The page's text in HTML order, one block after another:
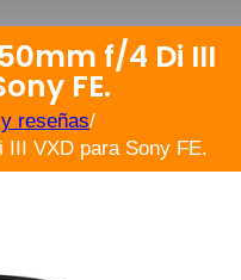
f/4 Di III
FE.
reseñas/
III VXD para Sony FE.